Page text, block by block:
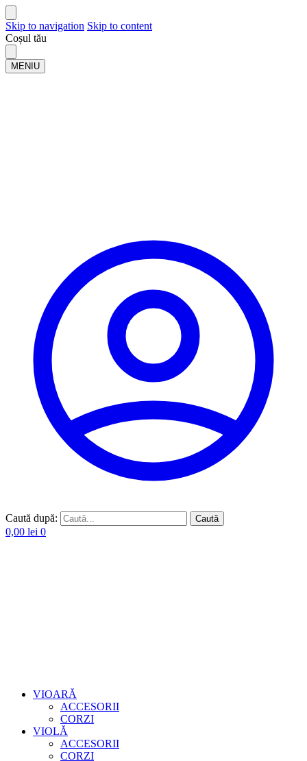
Skip to navigation Skip to content
Coșul tău
MENIU
Caută după: Caută
0,00 lei 0
VIOARĂ
ACCESORII
CORZI
VIOLĂ
ACCESORII
CORZI